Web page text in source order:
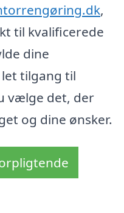
,
til kvalificerede
dine
tilgang til
vælge det, der
og dine ønsker.